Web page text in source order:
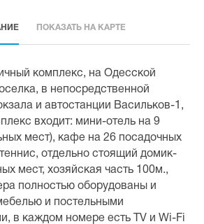
ПОКАЗАТЬ НА КАРТЕ
комплекс, на Одесской
в непосредственной
и автостанции Васильков-1,
входит: мини-отель на 9
мест), кафе на 26 посадочных
отдельно стоящий домик-
мест, хозяйская часть 100м.,
полностью оборудованы и
и постельными
в каждом номере есть TV и Wi-Fi